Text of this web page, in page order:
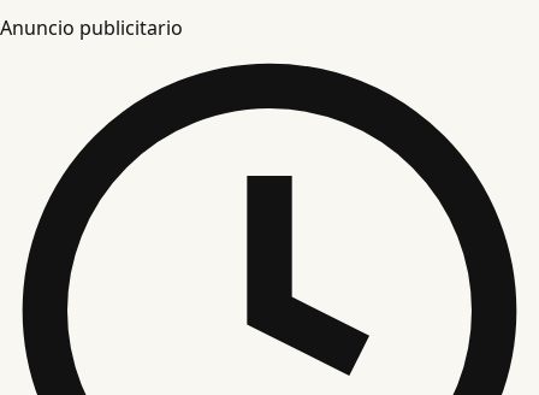
Anuncio publicitario